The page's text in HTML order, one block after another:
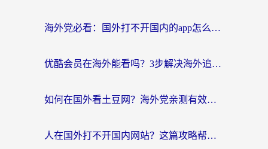
海外党必看：国外打不开国内的app怎么办？3步解决你的乡愁
优酷会员在海外能看吗？3步解决海外追剧难题，附实测好用加速器推荐
如何在国外看土豆网？海外党亲测有效的追剧加速器选择指南
人在国外打不开国内网站？这篇攻略帮你无缝解锁国内资源（附交管12123使用技巧）